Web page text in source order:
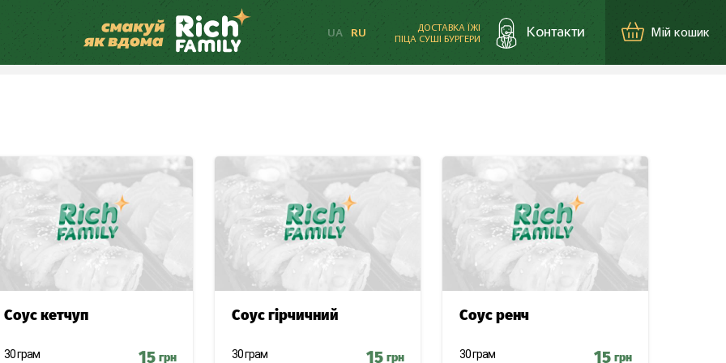
Мій кошик
Контакти
+38 (098) 530-10-03
Клавдієво-Тарасове,
вул. Генерала
Небогатова 192
ДОСТАВКА ЇЖІ
ПІЦА СУШІ БУРГЕРИ
UA RU
Соус кетчуп
30 грам 15 грн
Соус гірчичний
30 грам 15 грн
Соус ренч
30 грам 15 грн